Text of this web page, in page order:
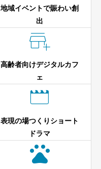
地域イベントで賑わい創
出

高齢者向けデジタルカフ
ェ

表現の場つくりショート
ドラマ
